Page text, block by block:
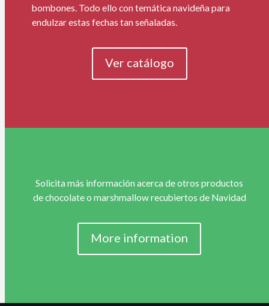
bombones. Todo ello con temática navideña para
endulzar estas fechas tan señaladas.
Ver catálogo
Solicita más información acerca de otros productos
de chocolate o marshmallow recubiertos de Navidad
More information